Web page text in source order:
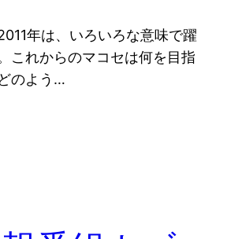
年は、いろいろな意味で躍
これからのマコセは何を目指
のよう…